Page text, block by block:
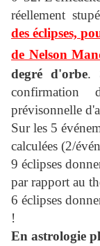
réellement
des éclipses,
de Nelson
degré d'orbe.
confirmation
prévisonnelle
Sur les 5
calculées (2/
9 éclipses
par rapport au
6 éclipses
!
En astrologie